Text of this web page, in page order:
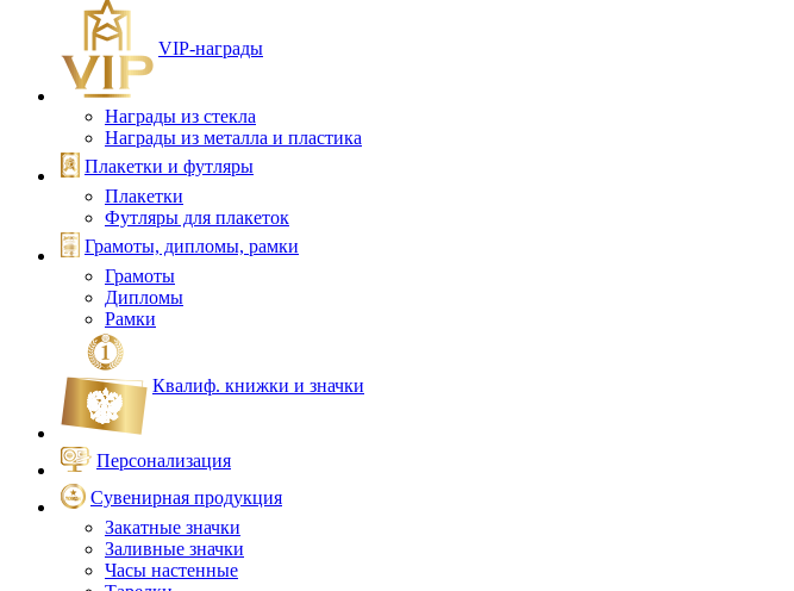
VIP‑награды
Награды из стекла
Награды из металла и пластика
Плакетки и футляры
Плакетки
Футляры для плакеток
Грамоты, дипломы, рамки
Грамоты
Дипломы
Рамки
Квалиф. книжки и значки
Персонализация
Сувенирная продукция
Закатные значки
Заливные значки
Часы настенные